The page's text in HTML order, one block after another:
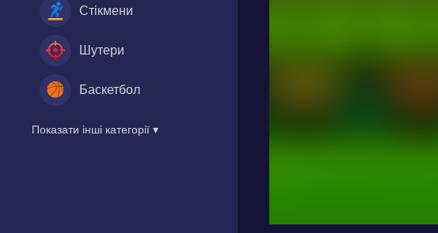
Стікмени
Шутери
Баскетбол
Показати інші категорії ▾